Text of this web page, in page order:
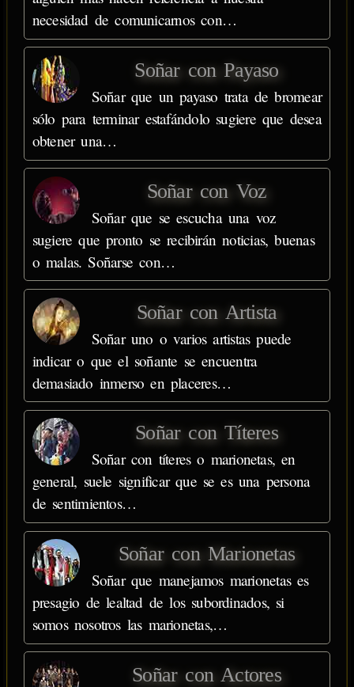
necesidad de comunicarnos con…
Soñar con Payaso
Soñar que un payaso trata de bromear
sólo para terminar estafándolo sugiere que desea
obtener una…
Soñar con Voz
Soñar que se escucha una voz
sugiere que pronto se recibirán noticias, buenas
o malas. Soñarse con…
Soñar con Artista
Soñar uno o varios artistas puede
indicar o que el soñante se encuentra
demasiado inmerso en placeres…
Soñar con Títeres
Soñar con títeres o marionetas, en
general, suele significar que se es una persona
de sentimientos…
Soñar con Marionetas
Soñar que manejamos marionetas es
presagio de lealtad de los subordinados, si
somos nosotros las marionetas,…
Soñar con Actores